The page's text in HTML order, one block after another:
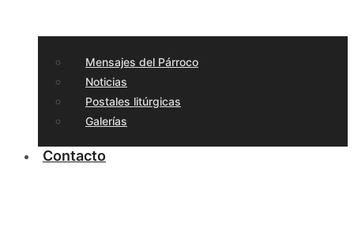
Mensajes del Párroco
Noticias
Postales litúrgicas
Galerías
Contacto